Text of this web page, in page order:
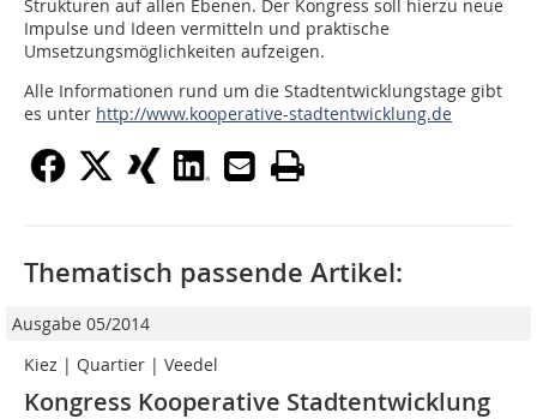
Strukturen auf allen Ebenen. Der Kongress soll hierzu neue
Impulse und Ideen vermitteln und praktische
Umsetzungsmöglichkeiten aufzeigen.
Alle Informationen rund um die Stadtentwicklungstage gibt
es unter http://www.kooperative-stadtentwicklung.de
Thematisch passende Artikel:
Ausgabe 05/2014
Kiez | Quartier | Veedel
Kongress Kooperative Stadtentwicklung